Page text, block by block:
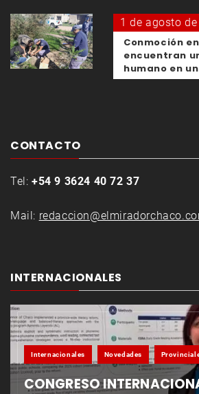
1 de agosto
Conmoción
encuentran
humano en
CONTACTO
Tel: +54 9 3624 40 72 37
Mail:
INTERNACIONALES
Internacionales Novedades
CONGRESO